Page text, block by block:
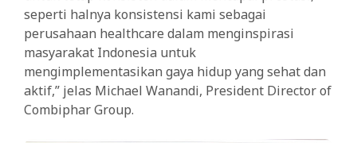
seperti halnya konsistensi kami sebagai
perusahaan healthcare dalam menginspirasi
masyarakat Indonesia untuk
mengimplementasikan gaya hidup yang sehat dan
aktif,” jelas Michael Wanandi, President Director of
Combiphar Group.